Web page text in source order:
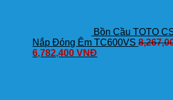
Bồn Cầu TOTO
Nắp Đóng Êm TC600VS
6,782,400VNĐ